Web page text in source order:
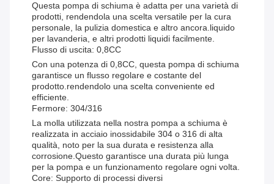
Questa pompa di schiuma è adatta per una varietà di
prodotti, rendendola una scelta versatile per la cura
personale, la pulizia domestica e altro ancora.liquido
per lavanderia, e altri prodotti liquidi facilmente.
Flusso di uscita: 0,8CC
Con una potenza di 0,8CC, questa pompa di schiuma
garantisce un flusso regolare e costante del
prodotto.rendendolo una scelta conveniente ed
efficiente.
Fermore: 304/316
La molla utilizzata nella nostra pompa a schiuma è
realizzata in acciaio inossidabile 304 o 316 di alta
qualità, noto per la sua durata e resistenza alla
corrosione.Questo garantisce una durata più lunga
per la pompa e un funzionamento regolare ogni volta.
Core: Supporto di processi diversi